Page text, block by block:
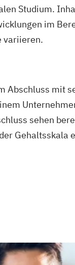
Studium.
im
variieren.
Abschluss mit
sehen
Gehaltsskala